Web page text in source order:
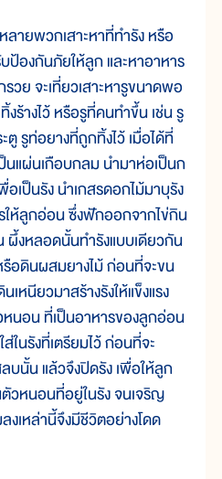
ยพวกเสาะหาที่ทำรัง หรือ
ป้องกันภัยให้ลูก และหาอาหาร
วย จะเที่ยวเสาะหารูขนาดพอ
งร้างไว้ หรือรูที่คนทำขึ้น เช่น รู
รูท่อยางที่ถูกทิ้งไว้ เมื่อได้ที่
นแผ่นเกือบกลม นำมาห่อเป็นก
เป็นรัง นำเกสรดอกไม้มาบุรัง
ให้ลูกอ่อน ซึ่งฟักออกจากไข่กิน
ผึ้งหลอดนั้นทำรังแบบเดียวกัน
อดินผสมยางไม้ ก่อนที่จะขน
เหนียวมาสร้างรังให้แข็งแรง
หนอน ที่เป็นอาหารของลูกอ่อน
ในรังที่เตรียมไว้ ก่อนที่จะ
บนั้น แล้วจึงปิดรัง เพื่อให้ลูก
วหนอนที่อยู่ในรัง จนเจริญ
งเหล่านี้จึงมีชีวิตอย่างโดด